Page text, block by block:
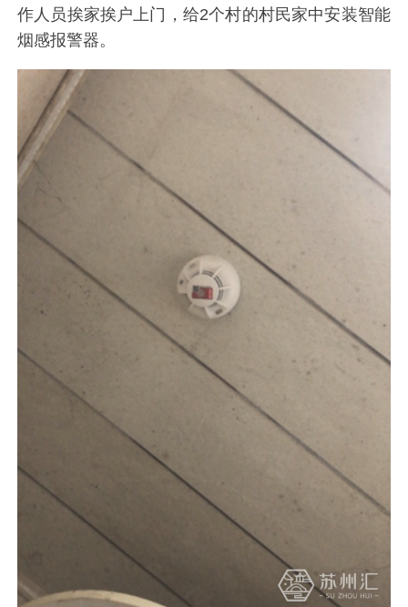
作人员挨家挨户上门，给2个村的村民家中安装智能
烟感报警器。